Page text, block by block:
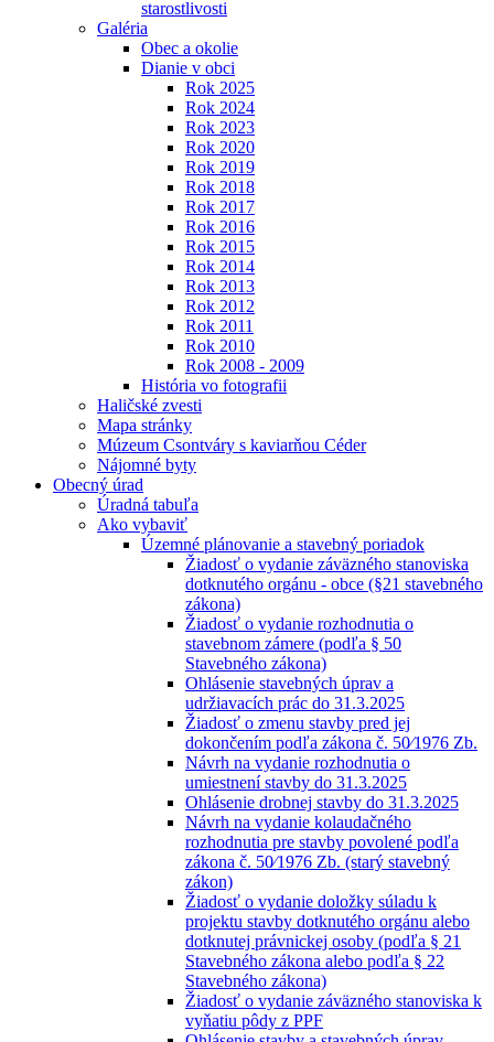
starostlivosti
Galéria
Obec a okolie
Dianie v obci
Rok 2025
Rok 2024
Rok 2023
Rok 2020
Rok 2019
Rok 2018
Rok 2017
Rok 2016
Rok 2015
Rok 2014
Rok 2013
Rok 2012
Rok 2011
Rok 2010
Rok 2008 - 2009
História vo fotografii
Haličské zvesti
Mapa stránky
Múzeum Csontváry s kaviarňou Céder
Nájomné byty
Obecný úrad
Úradná tabuľa
Ako vybaviť
Územné plánovanie a stavebný poriadok
Žiadosť o vydanie záväzného stanoviska
dotknutého orgánu - obce (§21 stavebného
zákona)
Žiadosť o vydanie rozhodnutia o
stavebnom zámere (podľa § 50
Stavebného zákona)
Ohlásenie stavebných úprav a
udržiavacích prác do 31.3.2025
Žiadosť o zmenu stavby pred jej
dokončením podľa zákona č. 50⁄1976 Zb.
Návrh na vydanie rozhodnutia o
umiestnení stavby do 31.3.2025
Ohlásenie drobnej stavby do 31.3.2025
Návrh na vydanie kolaudačného
rozhodnutia pre stavby povolené podľa
zákona č. 50⁄1976 Zb. (starý stavebný
zákon)
Žiadosť o vydanie doložky súladu k
projektu stavby dotknutého orgánu alebo
dotknutej právnickej osoby (podľa § 21
Stavebného zákona alebo podľa § 22
Stavebného zákona)
Žiadosť o vydanie záväzného stanoviska k
vyňatiu pôdy z PPF